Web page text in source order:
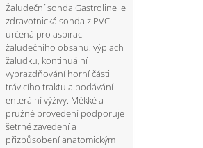
Žaludeční sonda Gastroline je
zdravotnická sonda z PVC
určená pro aspiraci
žaludečního obsahu, výplach
žaludku, kontinuální
vyprazdňování horní části
trávicího traktu a podávání
enterální výživy. Měkké a
pružné provedení podporuje
šetrné zavedení a
přizpůsobení anatomickým